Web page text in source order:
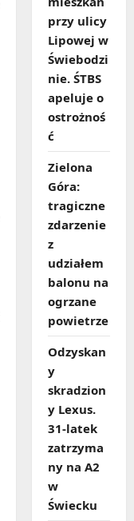
przy ulicy
Lipowej w
Świebodzi
nie. ŚTBS
apeluje o
ostrożnoś
ć
Zielona
Góra:
tragiczne
zdarzenie
z
udziałem
balonu na
ogrzane
powietrze
Odzyskan
y
skradzion
y Lexus.
31‑latek
zatrzyma
ny na A2
w
Świecku